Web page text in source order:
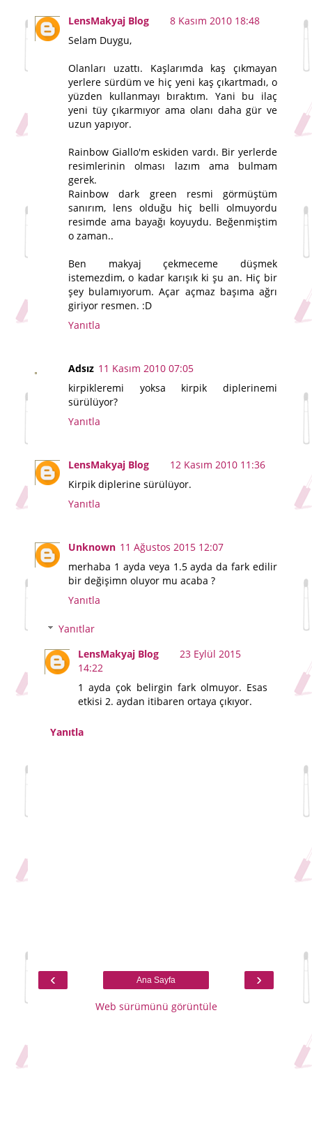
LensMakyaj Blog
8 Kasım 2010 18:48
Selam Duygu,
Olanları uzattı. Kaşlarımda kaş çıkmayan
yerlere sürdüm ve hiç yeni kaş çıkartmadı, o
yüzden kullanmayı bıraktım. Yani bu ilaç
yeni tüy çıkarmıyor ama olanı daha gür ve
uzun yapıyor.
Rainbow Giallo'm eskiden vardı. Bir yerlerde
resimlerinin olması lazım ama bulmam
gerek.
Rainbow dark green resmi görmüştüm
sanırım, lens olduğu hiç belli olmuyordu
resimde ama bayağı koyuydu. Beğenmiştim
o zaman..
Ben makyaj çekmeceme düşmek
istemezdim, o kadar karışık ki şu an. Hiç bir
şey bulamıyorum. Açar açmaz başıma ağrı
giriyor resmen. :D
Yanıtla
Adsız 11 Kasım 2010 07:05
kirpikleremi yoksa kirpik diplerinemi
sürülüyor?
Yanıtla
LensMakyaj Blog
12 Kasım 2010 11:36
Kirpik diplerine sürülüyor.
Yanıtla
Unknown 11 Ağustos 2015 12:07
merhaba 1 ayda veya 1.5 ayda da fark edilir
bir değişimn oluyor mu acaba ?
Yanıtla
Yanıtlar
LensMakyaj Blog
23 Eylül 2015
14:22
1 ayda çok belirgin fark olmuyor. Esas
etkisi 2. aydan itibaren ortaya çıkıyor.
Yanıtla
‹ ›
Ana Sayfa
Web sürümünü görüntüle